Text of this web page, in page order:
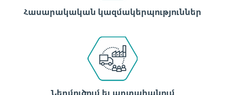
Հասարակական կազմակերպություններ